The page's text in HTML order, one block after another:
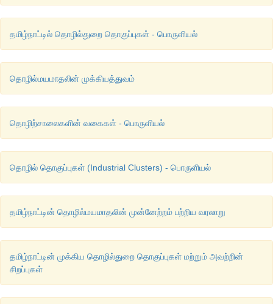
தமிழ்நாட்டில் தொழில்துறை தொகுப்புகள் - பொருளியல்
தொழில்மயமாதலின் முக்கியத்துவம்
தொழிற்சாலைகளின் வகைகள் - பொருளியல்
தொழில் தொகுப்புகள் (Industrial Clusters) - பொருளியல்
தமிழ்நாட்டின் தொழில்மயமாதலின் முன்னேற்றம் பற்றிய வரலாறு
தமிழ்நாட்டின் முக்கிய தொழில்துறை தொகுப்புகள் மற்றும் அவற்றின்
சிறப்புகள்